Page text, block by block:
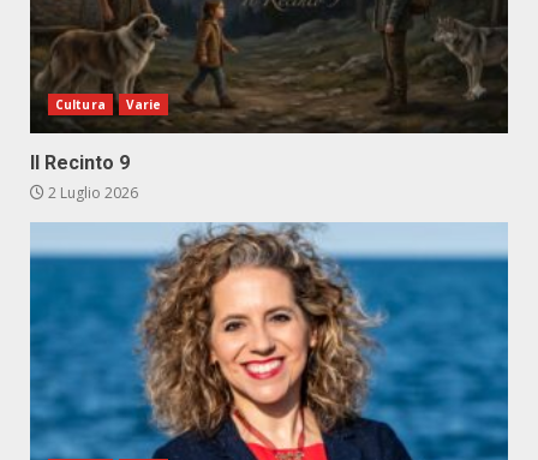
Cultura Varie
Il Recinto 9
2 Luglio 2026